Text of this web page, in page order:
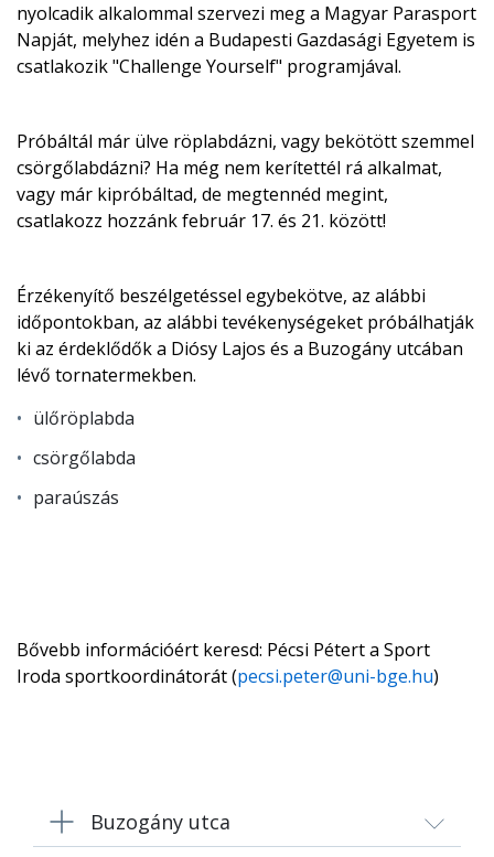
nyolcadik alkalommal szervezi meg a Magyar Parasport
Napját, melyhez idén a Budapesti Gazdasági Egyetem is
csatlakozik "Challenge Yourself" programjával.
Próbáltál már ülve röplabdázni, vagy bekötött szemmel
csörgőlabdázni? Ha még nem kerítettél rá alkalmat,
vagy már kipróbáltad, de megtennéd megint,
csatlakozz hozzánk február 17. és 21. között!
Érzékenyítő beszélgetéssel egybekötve, az alábbi
időpontokban, az alábbi tevékenységeket próbálhatják
ki az érdeklődők a Diósy Lajos és a Buzogány utcában
lévő tornatermekben.
ülőröplabda
csörgőlabda
paraúszás
Bővebb információért keresd: Pécsi Pétert a Sport
Iroda sportkoordinátorát (pecsi.peter@uni-bge.hu)
Buzogány utca